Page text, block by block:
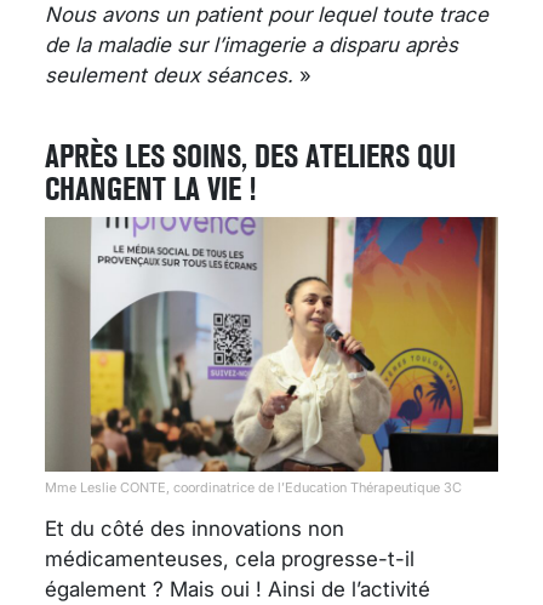
Nous avons un patient pour lequel toute trace
de la maladie sur l’imagerie a disparu après
seulement deux séances. »
APRÈS LES SOINS, DES ATELIERS QUI
CHANGENT LA VIE !
Mme Leslie CONTE, coordinatrice de l’Education Thérapeutique 3C
Et du côté des innovations non
médicamenteuses, cela progresse-t-il
également ? Mais oui ! Ainsi de l’activité